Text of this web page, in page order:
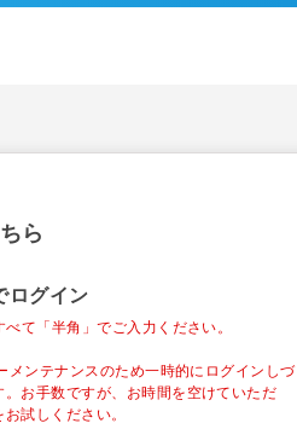
ら
ログイン
て「半角」でご入力ください。
ンテナンスのため一時的にログインしづ
。お手数ですが、お時間を空けていただ
試しください。